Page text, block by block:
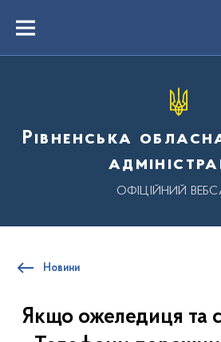
вмістуMenu
Рівненська
ОФІЦІЙНИЙ
Новини
Якщо ожеледиця та